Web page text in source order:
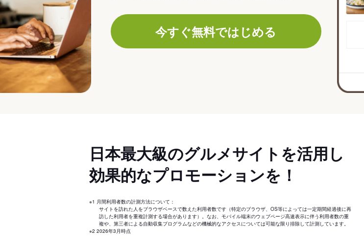
今すぐ無料ではじめる
日本最大級のグルメサイトを活用し
効果的なプロモーションを！
※1 月間利用者数の計測方法について：
サイトを訪れた人をブラウザベースで数えた利用者数です（特定のブラウザ、OS等によっては一定期間経過後に再
訪した利用者を重複計測する場合があります）。なお、モバイル端末のウェブページ高速表示に伴う利用者数の重
複や、第三者による自動収集プログラムなどの機械的なアクセスについては可能な限り排除して計測しています。
※2 2026年3月時点